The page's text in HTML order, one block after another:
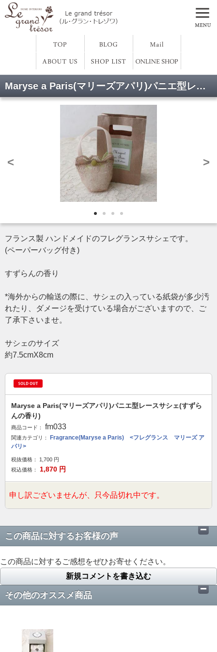
Maryse a Paris(マリーズアパリ)パニエ型レースサシェ(すずらんの香り)
< >
フランス製 ハンドメイドのフレグランスサシェです。
(ペーパーバッグ付き)
すずらんの香り
*海外からの輸送の際に、サシェの入っている紙袋が多少汚
れたり、ダメージを受けている場合がございますので、ご
了承下さいませ。
サシェのサイズ
約7.5cmX8cm
Maryse a Paris(マリーズアパリ)パニエ型レースサシェ(すずら
んの香り)
商品コード： fm033
関連カテゴリ：
Fragrance(Maryse a Paris) <フレグランス マリーズ ア
パリ>
税抜価格： 1,700 円
税込価格：
1,870 円
申し訳ございませんが、只今品切れ中です。
この商品に対するお客様の声
この商品に対するご感想をぜひお寄せください。
新規コメントを書き込む
その他のオススメ商品